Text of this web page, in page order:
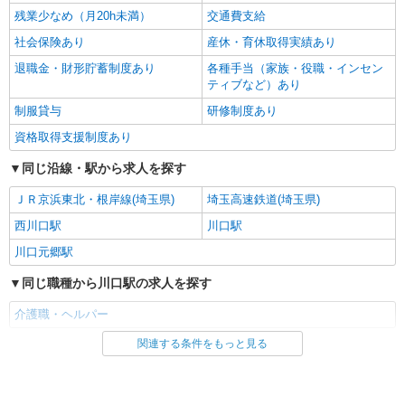
残業少なめ（月20h未満）
交通費支給
社会保険あり
産休・育休取得実績あり
退職金・財形貯蓄制度あり
各種手当（家族・役職・インセン
ティブなど）あり
制服貸与
研修制度あり
資格取得支援制度あり
同じ沿線・駅から求人を探す
ＪＲ京浜東北・根岸線(埼玉県)
埼玉高速鉄道(埼玉県)
西川口駅
川口駅
川口元郷駅
同じ職種から川口駅の求人を探す
介護職・ヘルパー
同じ雇用形態から川口駅の求人を探す
関連する条件をもっと見る